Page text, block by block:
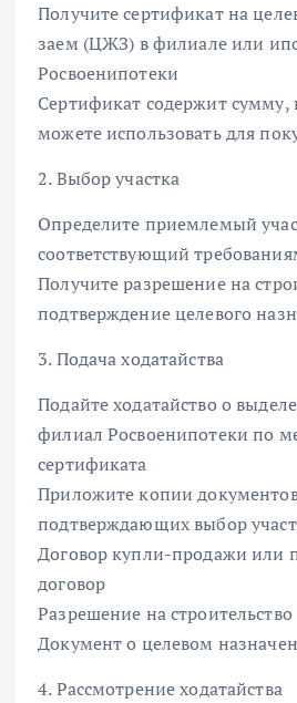
Получите сертификат на
заем (ЦЖЗ) в филиале или
Росвоенипотеки
Сертификат содержит сумму,
можете использовать для
2. Выбор участка
Определите приемлемый
соответствующий
Получите разрешение на
подтверждение целевого
3. Подача ходатайства
Подайте ходатайство о
филиал Росвоенипотеки по
сертификата
Приложите копии
подтверждающих выбор
Договор купли-продажи или
договор
Разрешение на строительство
Документ о целевом
4. Рассмотрение ходатайства